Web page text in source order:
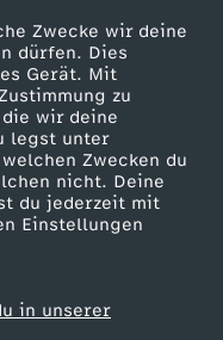
Zwecke wir deine
dürfen. Dies
Gerät. Mit
zu
wir deine
legst unter
Zwecken du
nicht. Deine
du jederzeit mit
Einstellungen
in unserer